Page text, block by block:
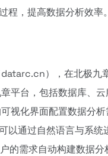
程，提高数据分析效率。
），在北极九
平台，包括数据库、云
视化界面配置数据分析
以通过自然语言与系统
的需求自动构建数据分